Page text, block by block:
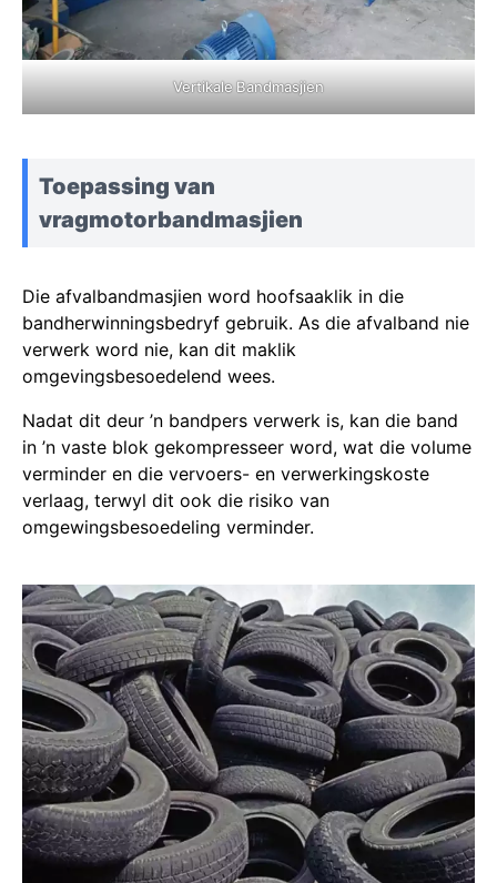
Vertikale Bandmasjien
Toepassing van
vragmotorbandmasjien
Die afvalbandmasjien word hoofsaaklik in die
bandherwinningsbedryf gebruik. As die afvalband nie
verwerk word nie, kan dit maklik
omgevingsbesoedelend wees.
Nadat dit deur ’n bandpers verwerk is, kan die band
in ’n vaste blok gekompresseer word, wat die volume
verminder en die vervoers- en verwerkingskoste
verlaag, terwyl dit ook die risiko van
omgewingsbesoedeling verminder.